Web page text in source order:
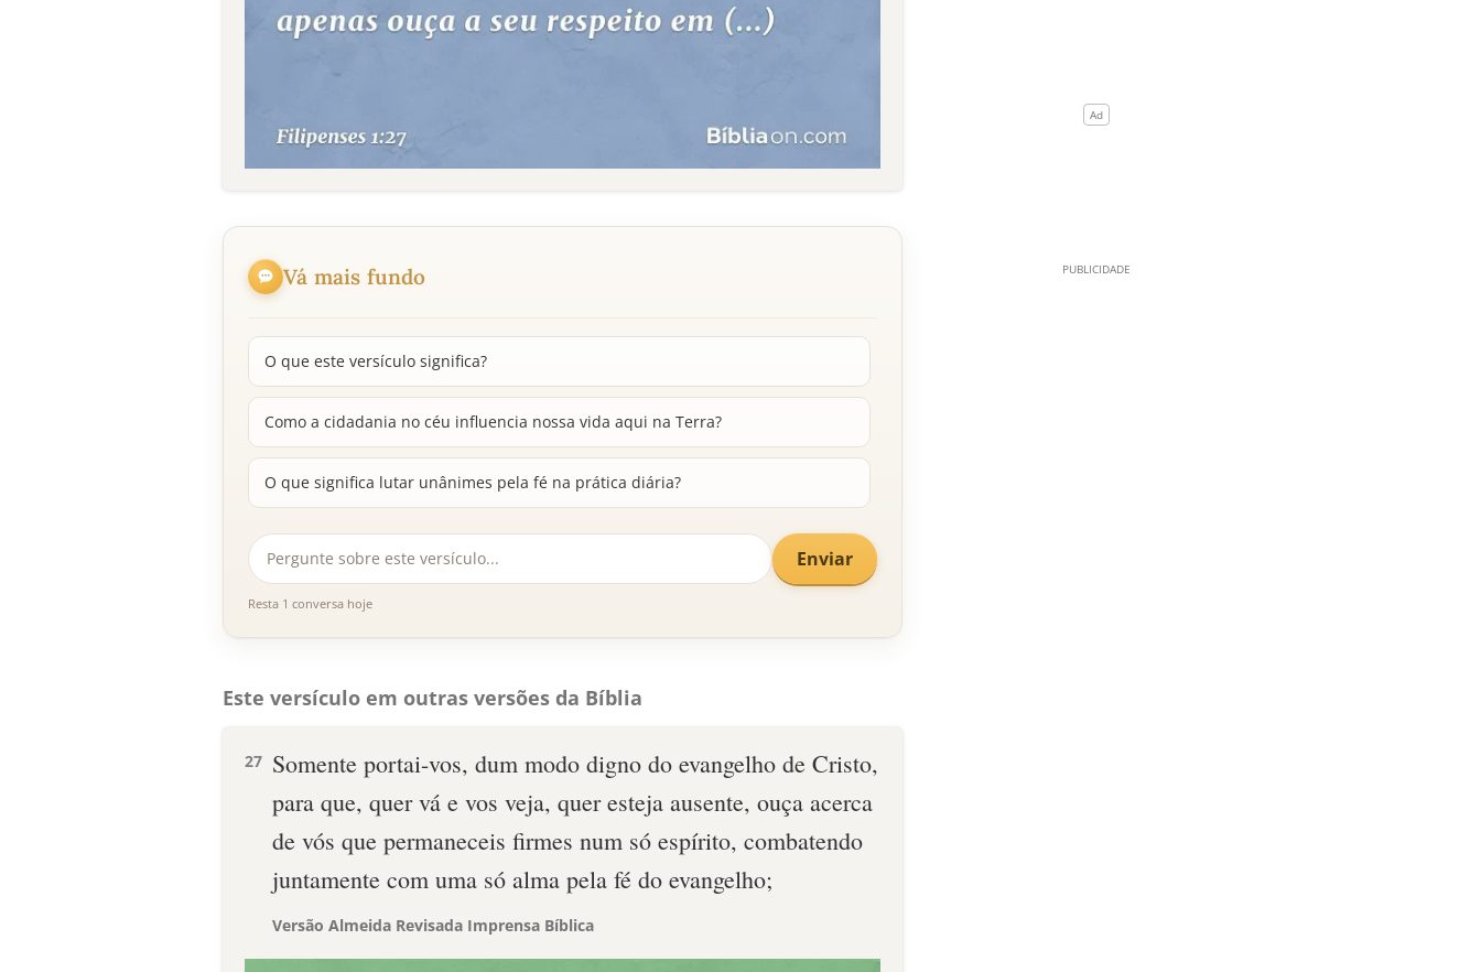
Vá mais fundo
O que este versículo significa?
Como a cidadania no céu influencia nossa vida aqui na Terra?
O que significa lutar unânimes pela fé na prática diária?
Enviar
Resta 1 conversa hoje
Este versículo em outras versões da Bíblia
27 Somente portai-vos, dum modo digno do evangelho de Cristo,
para que, quer vá e vos veja, quer esteja ausente, ouça acerca
de vós que permaneceis firmes num só espírito, combatendo
juntamente com uma só alma pela fé do evangelho;
Versão Almeida Revisada Imprensa Bíblica